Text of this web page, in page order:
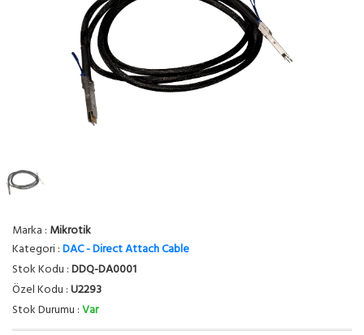
Marka : Mikrotik
Kategori :DAC - Direct Attach Cable
Stok Kodu :DDQ-DA0001
Özel Kodu :U2293
Stok Durumu :Var